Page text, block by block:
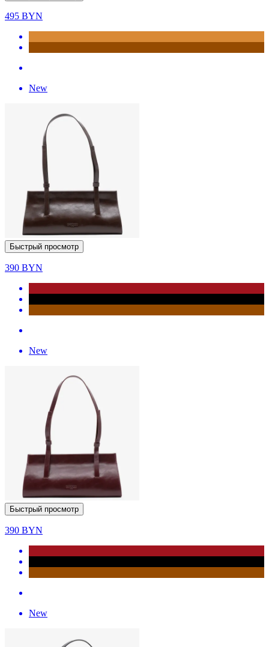
495 BYN
New
Быстрый просмотр
390 BYN
New
Быстрый просмотр
390 BYN
New